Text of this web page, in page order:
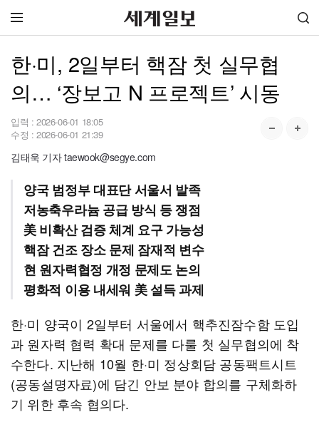
한·미, 2일부터 핵잠 첫 실무협
의… ‘장보고 N 프로젝트’ 시동
입력 : 2026-06-01 18:05
수정 : 2026-06-01 21:39
김태욱 기자 taewook@segye.com
양국 범정부 대표단 서울서 발족
저농축우라늄 공급 방식 등 쟁점
美 비확산 검증 체계 요구 가능성
핵잠 건조 장소 문제 잠재적 변수
현 원자력협정 개정 문제도 논의
평화적 이용 내세워 美 설득 과제
한·미 양국이 2일부터 서울에서 핵추진잠수함 도입
과 원자력 협력 확대 문제를 다룰 첫 실무협의에 착
수한다. 지난해 10월 한·미 정상회담 공동팩트시트
(공동설명자료)에 담긴 안보 분야 합의를 구체화하
기 위한 후속 협의다.